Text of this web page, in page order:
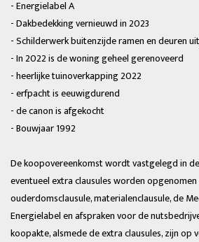
- Energielabel A
- Dakbedekking vernieuwd in 2023
- Schilderwerk buitenzijde ramen en deuren
- In 2022 is de woning geheel gerenoveerd
- heerlijke tuinoverkapping 2022
- erfpacht is eeuwigdurend
- de canon is afgekocht
- Bouwjaar 1992
De koopovereenkomst wordt vastgelegd in
eventueel extra clausules worden
ouderdomsclausule, materialenclausule, de
Energielabel en afspraken voor de
koopakte, alsmede de extra clausules, zijn op